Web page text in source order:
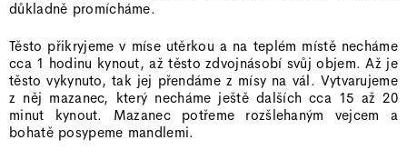
důkladně promícháme.
Těsto přikryjeme v míse utěrkou a na teplém místě necháme
cca 1 hodinu kynout, až těsto zdvojnásobí svůj objem. Až je
těsto vykynuto, tak jej přendáme z mísy na vál. Vytvarujeme
z něj mazanec, který necháme ještě dalších cca 15 až 20
minut kynout. Mazanec potřeme rozšlehaným vejcem a
bohatě posypeme mandlemi.